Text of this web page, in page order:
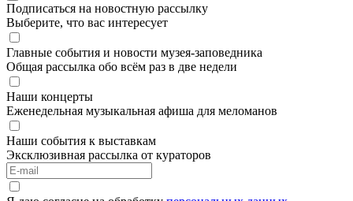
Подписаться на новостную рассылку
Выберите, что вас интересует
Главные события и новости музея-заповедника
Общая рассылка обо всём раз в две недели
Наши концерты
Еженедельная музыкальная афиша для меломанов
Наши события к выставкам
Эксклюзивная рассылка от кураторов